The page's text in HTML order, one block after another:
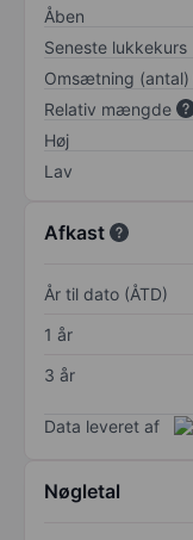
Åben
Seneste lukkekurs
Omsætning (antal)
Relativ mængde
Høj
Lav
Afkast
År til dato (ÅTD)
1 år
3 år
Data leveret af
Nøgletal